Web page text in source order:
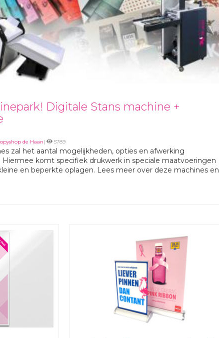
Digitale Stans machine +
de Haan| 5789
zal het aantal mogelijkheden, opties en afwerking
komt specifiek drukwerk in speciale maatvoeringen
en beperkte oplagen. Lees meer over deze machines en